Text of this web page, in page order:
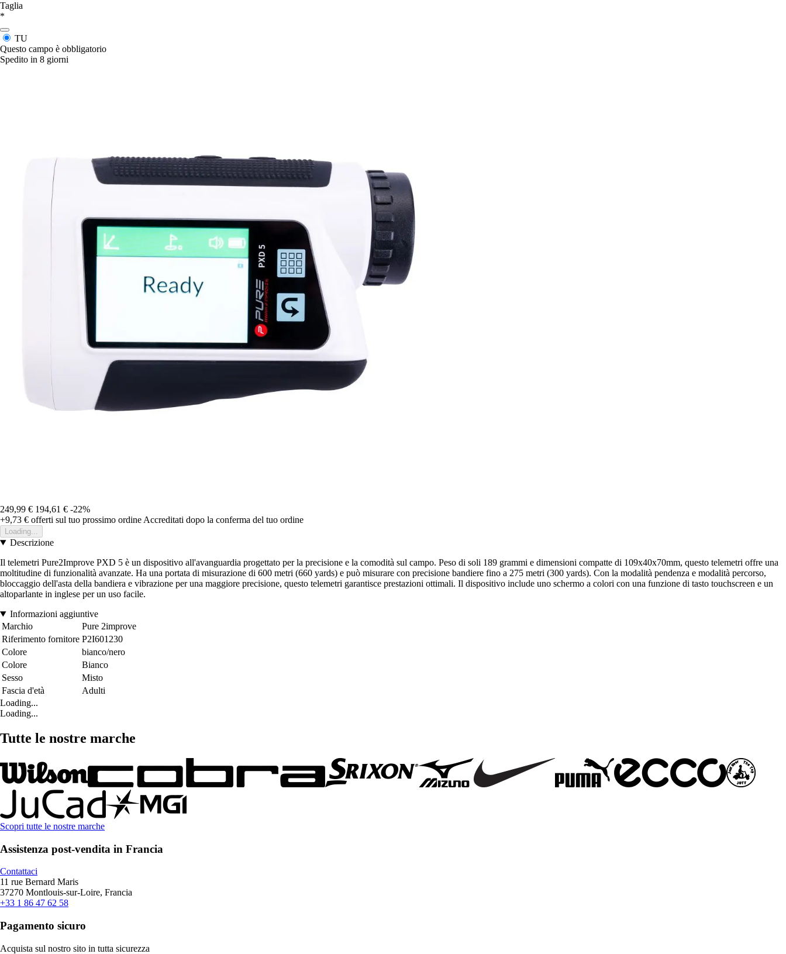
Taglia
*
TU
Questo campo è obbligatorio
Spedito in 8 giorni
249,99 € 194,61 € -22%
+9,73 € offerti sul tuo prossimo ordine Accreditati dopo la conferma del tuo ordine
Loading...
Descrizione
Il telemetri Pure2Improve PXD 5 è un dispositivo all'avanguardia progettato per la precisione e la comodità sul campo. Peso di soli 189 grammi e dimensioni compatte di 109x40x70mm, questo telemetri offre una
moltitudine di funzionalità avanzate. Ha una portata di misurazione di 600 metri (660 yards) e può misurare con precisione bandiere fino a 275 metri (300 yards). Con la modalità pendenza e modalità percorso,
bloccaggio dell'asta della bandiera e vibrazione per una maggiore precisione, questo telemetri garantisce prestazioni ottimali. Il dispositivo include uno schermo a colori con una funzione di tasto touchscreen e un
altoparlante in inglese per un uso facile.
Informazioni aggiuntive
Marchio
Pure 2improve
Riferimento fornitore P2I601230
Colore
bianco/nero
Colore
Bianco
Sesso
Misto
Fascia d'età
Adulti
Loading...
Loading...
Tutte le nostre marche
Scopri tutte le nostre marche
Assistenza post-vendita in Francia
Contattaci
11 rue Bernard Maris
37270 Montlouis-sur-Loire, Francia
+33 1 86 47 62 58
Pagamento sicuro
Acquista sul nostro sito in tutta sicurezza